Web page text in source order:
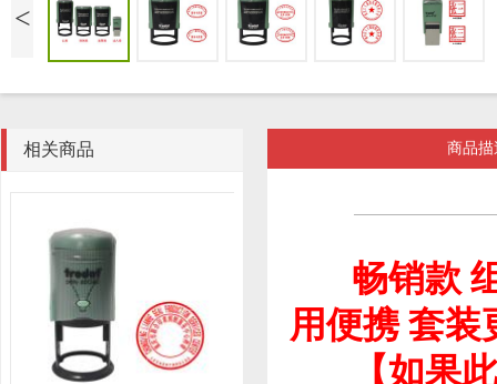
<
相关商品 商品描
畅销款
用便携 套装
【如果此